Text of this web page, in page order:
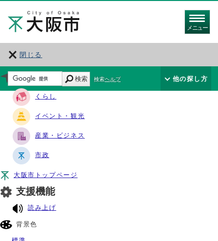
メニュー
閉じる
サイト・ナビ
くらし
イベント・観光
産業・ビジネス
市政
大阪市トップページ
支援機能
読み上げ
背景色
検索 検索ヘルプ 他の探し方